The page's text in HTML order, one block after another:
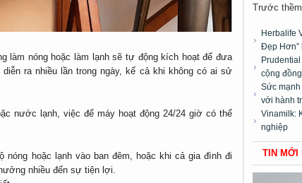
làm nóng hoặc làm lạnh sẽ tự động kích hoạt để đưa
ra nhiều lần trong ngày, kể cả khi không có ai sử
nước lạnh, việc để máy hoạt động 24/24 giờ có thể
nóng hoặc lạnh vào ban đêm, hoặc khi cả gia đình đi
nhiều đến sự tiện lợi.
Trước
Herbalife
Đẹp Hơn”
cộng
Sức
với hành
Vinamilk:
nghiệp
TIN MỚI